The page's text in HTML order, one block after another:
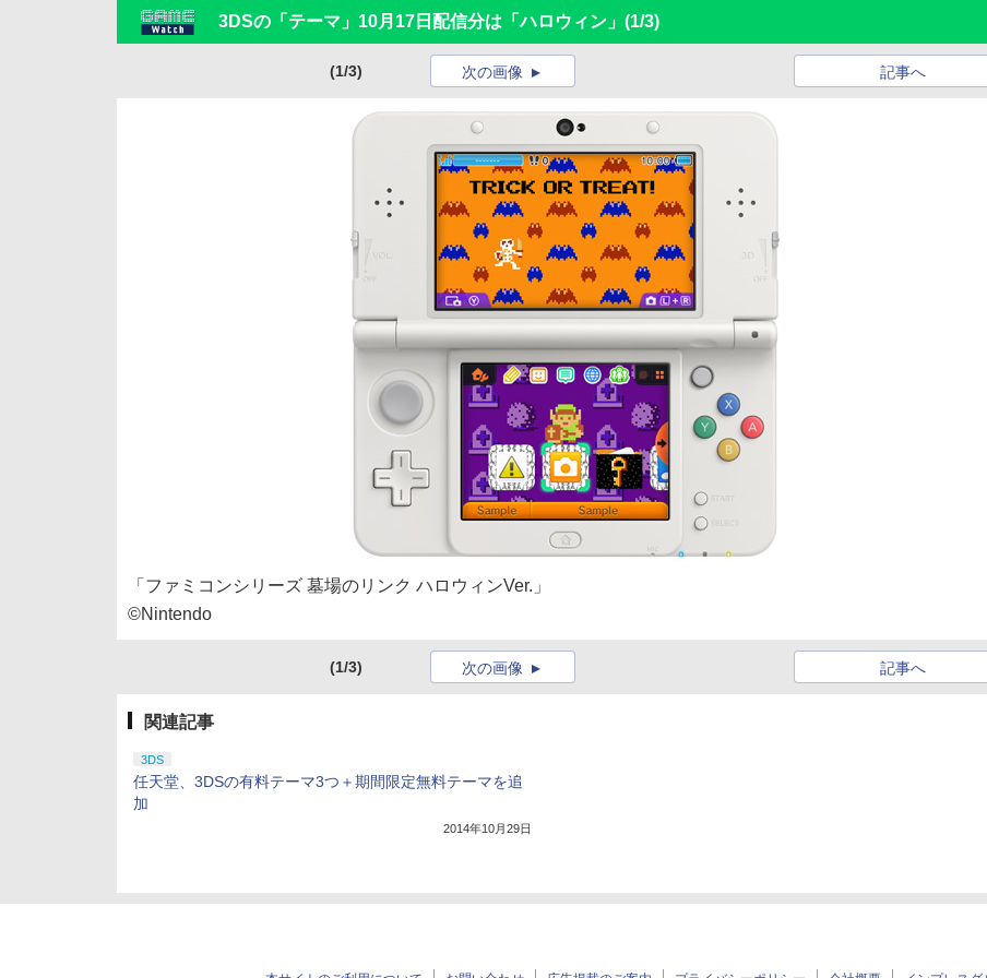
3DSの「テーマ」10月17日配信分は「ハロウィン」 (1/3)
(1/3) 記事へ
次の画像
「ファミコンシリーズ 墓場のリンク ハロウィンVer.」
©Nintendo
(1/3) 記事へ
次の画像
関連記事
3DS
任天堂、3DSの有料テーマ3つ＋期間限定無料テーマを追
加
2014年10月29日